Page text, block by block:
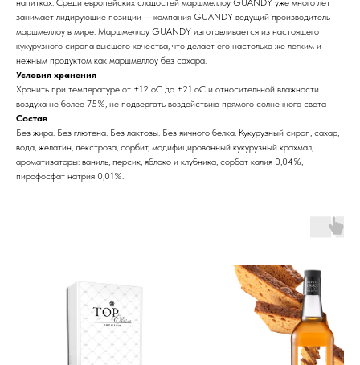
напитках. Среди европейских сладостей маршмеллоу GUANDY уже много лет
занимает лидирующие позиции — компания GUANDY ведущий производитель
маршмеллоу в мире. Маршмеллоу GUANDY изготавливается из настоящего
кукурузного сиропа высшего качества, что делает его настолько же легким и
нежным продуктом как маршмеллоу без сахара.
Условия хранения
Хранить при температуре от +12 оС до +21 оС и относительной влажности
воздуха не более 75%, не подвергать воздействию прямого солнечного света
Состав
Без жира. Без глютена. Без лактозы. Без яичного белка. Кукурузный сироп, сахар,
вода, желатин, декстроза, сорбит, модифицированный кукурузный крахмал,
ароматизаторы: ваниль, персик, яблоко и клубника, сорбат калия 0,04%,
пирофосфат натрия 0,01%.